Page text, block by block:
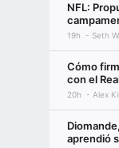
NFL:
19h Seth
Cómo
con el
20h Alex
aprendió